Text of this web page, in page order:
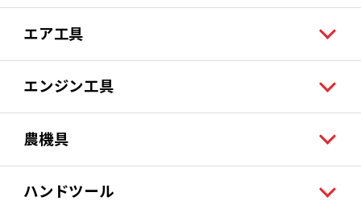
エア工具
エンジン工具
農機具
ハンドツール